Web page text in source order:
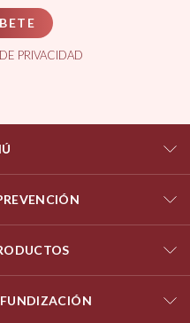
PRIVACIDAD